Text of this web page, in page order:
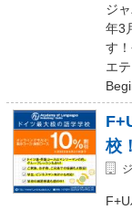
ジ
年3
す
エ
校！